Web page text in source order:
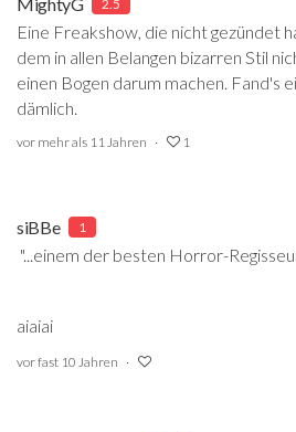
2.5
Eine Freakshow, die nicht gezündet
dem in allen Belangen bizarren Stil
einen Bogen darum machen. Fand's
dämlich.
vor mehr als 11 Jahren 1
siBBe 1
"...einem der besten Horror-
aiaiai
vor fast 10 Jahren